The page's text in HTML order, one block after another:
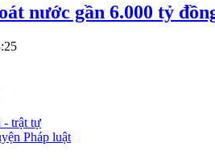
nước gần 6.000 tỷ
- trật tự
Pháp luật